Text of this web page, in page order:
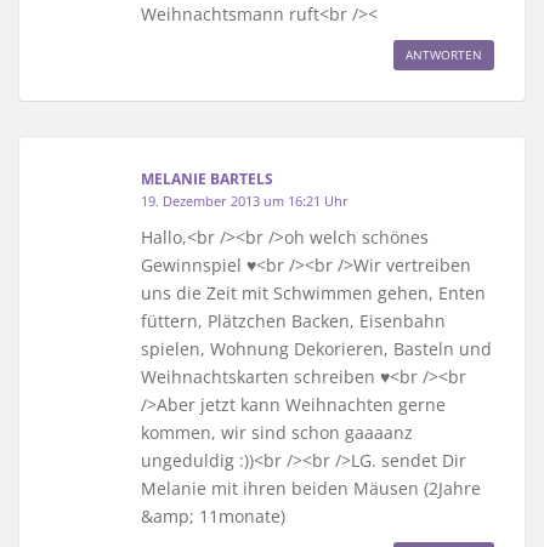
Weihnachtsmann ruft<br /><
ANTWORTEN
MELANIE BARTELS
19. Dezember 2013 um 16:21 Uhr
Hallo,<br /><br />oh welch schönes
Gewinnspiel ♥<br /><br />Wir vertreiben
uns die Zeit mit Schwimmen gehen, Enten
füttern, Plätzchen Backen, Eisenbahn
spielen, Wohnung Dekorieren, Basteln und
Weihnachtskarten schreiben ♥<br /><br
/>Aber jetzt kann Weihnachten gerne
kommen, wir sind schon gaaaanz
ungeduldig :))<br /><br />LG. sendet Dir
Melanie mit ihren beiden Mäusen (2Jahre
&amp; 11monate)